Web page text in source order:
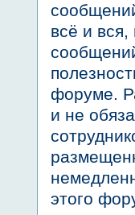
всё и
форуме.
и не
этого